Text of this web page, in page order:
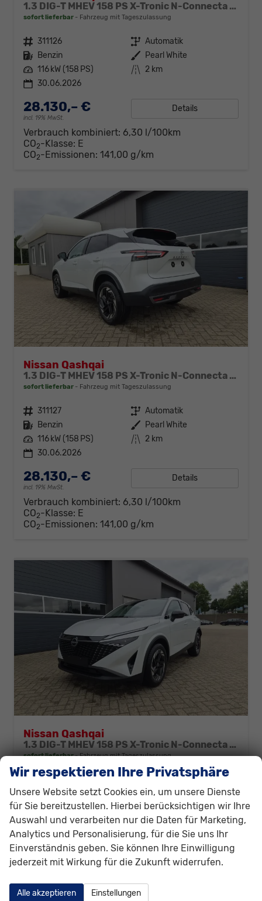
1.3 DIG-T MHEV 158 PS X-Tronic N-Connecta Teil-Leder PanoGlasdach Klimaautomatik Sitzheizung Lenkradheizung Navi ACC PDC v+h 360°Kamera DAB Bluetooth Touchscreen Apple CarPlay Android Auto 18"LM
sofort lieferbar Fahrzeug mit Tageszulassung
Fahrzeugnr. 311126 Getriebe Automatik
Kraftstoff Benzin Außenfarbe Pearl White
Leistung 116 kW (158 PS) Kilometerstand 2 km
30.06.2026
28.130,– €
incl. 19% MwSt.
Details
Verbrauch kombiniert: 6,30 l/100km
CO2-Klasse: E
CO2-Emissionen: 141,00 g/km
Nissan Qashqai
1.3 DIG-T MHEV 158 PS X-Tronic N-Connecta Teil-Leder PanoGlasdach Klimaautomatik Sitzheizung Lenkradheizung Navi ACC PDC v+h 360°Kamera DAB Bluetooth Touchscreen Apple CarPlay Android Auto 18"LM
sofort lieferbar Fahrzeug mit Tageszulassung
Fahrzeugnr. 311127 Getriebe Automatik
Kraftstoff Benzin Außenfarbe Pearl White
Leistung 116 kW (158 PS) Kilometerstand 2 km
30.06.2026
28.130,– €
incl. 19% MwSt.
Details
Verbrauch kombiniert: 6,30 l/100km
CO2-Klasse: E
CO2-Emissionen: 141,00 g/km
Nissan Qashqai
1.3 DIG-T MHEV 158 PS X-Tronic N-Connecta Teil-Leder PanoGlasdach Klimaautomatik Sitzheizung Lenkradheizung Navi ACC PDC v+h 360°Kamera DAB Bluetooth Touchscreen Apple CarPlay Android Auto 18"LM
sofort lieferbar Fahrzeug mit Tageszulassung
311128
Kraftstoff Benzin Außenfarbe Pearl White
Leistung 116 kW (158 PS) Kilometerstand 2 km
30.06.2026
28.130,– €
incl. 19% MwSt.
Details
Verbrauch kombiniert:
CO2-Klasse: E
CO2-Emissionen:141,00 g/km
Wir respektieren Ihre Privatsphäre
Unsere Website setzt Cookies ein, um unsere Dienste
für Sie bereitzustellen. Hierbei berücksichtigen wir Ihre
Auswahl und verarbeiten nur die Daten für Marketing,
Analytics und Personalisierung, für die Sie uns Ihr
Einverständnis geben. Sie können Ihre Einwilligung
jederzeit mit Wirkung für die Zukunft widerrufen.
Alle akzeptieren Einstellungen